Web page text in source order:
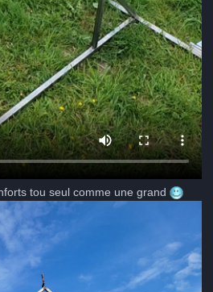
tou seul comme une grand